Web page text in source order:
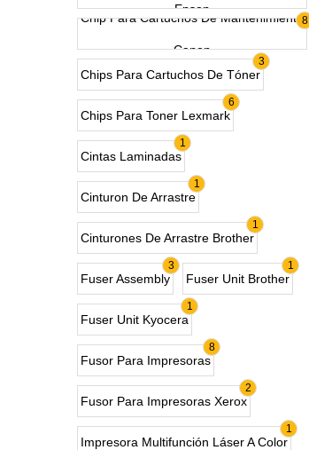
Epson
8
Chip Para Cartuchos De Mantenimiento
Canon
3
Chips Para Cartuchos De Tóner
6
Chips Para Toner Lexmark
1
Cintas Laminadas
1
Cinturon De Arrastre
1
Cinturones De Arrastre Brother
3
Fuser Assembly
1
Fuser Unit Brother
1
Fuser Unit Kyocera
8
Fusor Para Impresoras
2
Fusor Para Impresoras Xerox
1
Impresora Multifunción Láser A Color